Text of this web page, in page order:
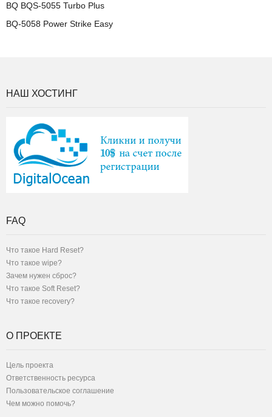
BQ BQS-5055 Turbo Plus
BQ-5058 Power Strike Easy
НАШ ХОСТИНГ
FAQ
Что такое Hard Reset?
Что такое wipe?
Зачем нужен сброс?
Что такое Soft Reset?
Что такое recovery?
О ПРОЕКТЕ
Цель проекта
Ответственность ресурса
Пользовательское соглашение
Чем можно помочь?